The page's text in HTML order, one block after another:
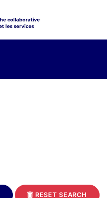
RESET SEARCH